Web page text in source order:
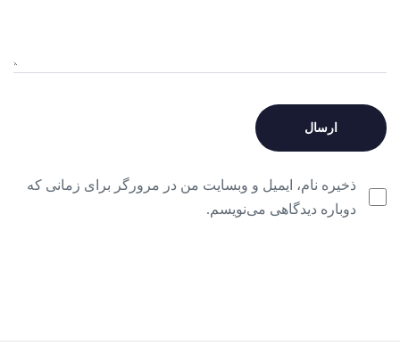
ذخیره نام، ایمیل و وبسایت من در مرورگر برای زمانی که
دوباره دیدگاهی می‌نویسم.